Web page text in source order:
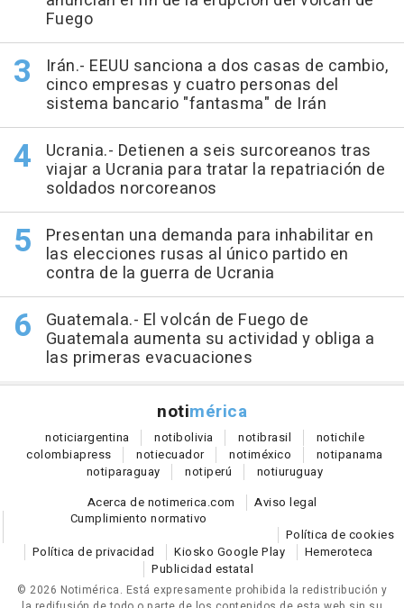
Fuego
Irán.- EEUU sanciona a dos casas de cambio,
cinco empresas y cuatro personas del
sistema bancario "fantasma" de Irán
Ucrania.- Detienen a seis surcoreanos tras
viajar a Ucrania para tratar la repatriación de
soldados norcoreanos
Presentan una demanda para inhabilitar en
las elecciones rusas al único partido en
contra de la guerra de Ucrania
Guatemala.- El volcán de Fuego de
Guatemala aumenta su actividad y obliga a
las primeras evacuaciones
notimérica
noticiargentina notibolivia notibrasil notichile
colombiapress notiecuador notiméxico notipanama
notiparaguay notiperú notiuruguay
Acerca de notimerica.com
Aviso legal
Cumplimiento normativo
Política de cookies
Política de privacidad
Kiosko Google Play
Hemeroteca
Publicidad estatal
© 2026 Notimérica. Está expresamente prohibida la redistribución y